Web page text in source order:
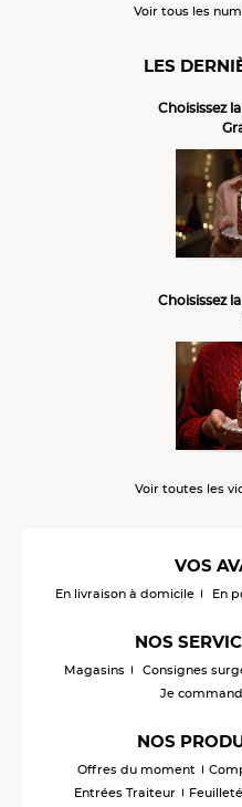
Voir tous les
LES
Choisissez
Choisissez
Voir toutes les
VOS
En livraison à domicile En
NOS
Magasins Consignes
Je
NOS
Offres du moment
Entrées Traiteur